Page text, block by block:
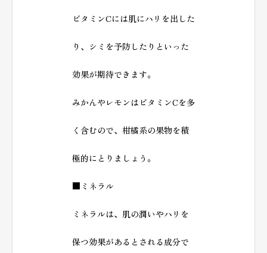
ビタミンCには肌にハリを出した
り、シミを予防したりといった
効果が期待できます。
みかんやレモンはビタミンCを多
く含むので、柑橘系の果物を積
極的にとりましょう。
■ミネラル
ミネラルは、肌の潤いやハリを
保つ効果があるとされる成分で